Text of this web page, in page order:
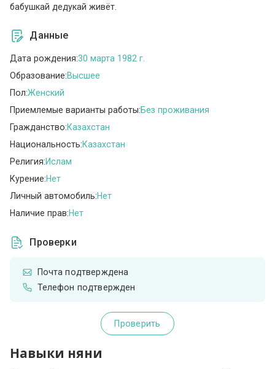
бабушкай дедукай живёт.
Данные
Дата рождения:30 марта 1982 г.
Образование:Высшее
Пол:Женский
Приемлемые варианты работы:Без проживания
Гражданство:Казахстан
Национальность:Казахстан
Религия:Ислам
Курение:Нет
Личный автомобиль:Нет
Наличие прав:Нет
Проверки
Почта подтверждена
Телефон подтвержден
Проверить
Навыки няни